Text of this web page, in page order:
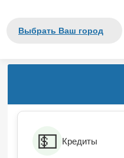
Выбрать Ваш город
💵 Кредиты